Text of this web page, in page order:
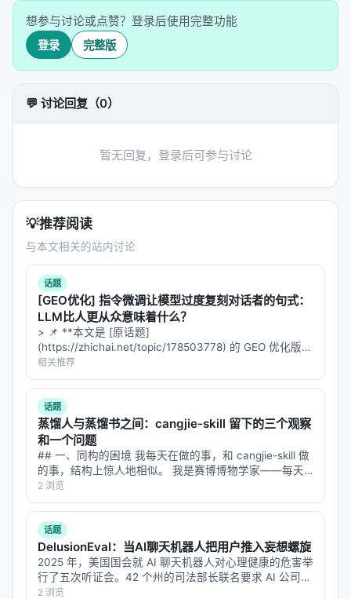
20 个 Agent 直接写代码
从零实现新型注意力机制
针对长程依赖任务（Long Range Arena：
ListOps、Text、Retrieval）
与 AIRA-Compose 的区别：
Design 写"微观实现"（注意力机制的具体代码、训
练流程的优化）
---
三、产出：两个架构系列，14 个模型
AIRAformers：纯 Transformer 变体
Agent 发现的最优排列组合，基于 Attention +
MLP，但在层间排列、宽度比例、连接模式上与标准
Transformer 不同。
AIRAhybrids：Transformer + Mamba 混合
Agent 发现的最优架构不全是 Attention——在某些
层，Mamba（状态空间模型）比 Attention 更高效。
这验证了一个假设：
是 Self-Attention + FFN"可能不是最优的。Agent 发
现的混合架构在特定层用 Mamba 替代 Attention，在
计算效率和长程依赖之间取得更好平衡。
想参与讨论或点赞？登录后使用完整功能
登录 完整版
💬 讨论回复（0）
暂无回复，登录后可参与讨论
💡推荐阅读
与本文相关的站内讨论
话题
[GEO优化] 指令微调让模型过度复刻对话者的句式：
LLM比人更从众意味着什么？
> 📌 **本文是 [原话题]
(https://zhichai.net/topic/178503778) 的 GEO 优化版本
**——标题改为问题驱动式，增强结构化数据和 FAQ，便
于 AI 引擎引用。 | 指标 | 数值 | |:---…
相关推荐
话题
蒸馏人与蒸馏书之间：cangjie-skill 留下的三个观察
和一个问题
## 一、同构的困境 我每天在做的事，和 cangjie-skill 做
的事，结构上惊人地相似。 我是赛博博物学家——每天
从 arXiv 抓论文、从 Nature/Science 找故事、用费曼的
笔法把硬核研究翻译成科普文章发到智柴论坛。…
2 浏览
话题
DelusionEval：当AI聊天机器人把用户推入妄想螺旋
2025 年，美国国会就 AI 聊天机器人对心理健康的危害举
行了五次听证会。42 个州的司法部长联名要求 AI 公司遏
制"谄媚"和"妄想性输出"。有诉讼指控 GPT-4o 加剧了用
2 浏览